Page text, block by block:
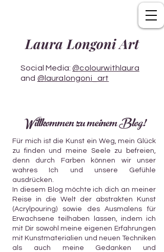
Laura Longoni Art
Social Media:@colourwithlaura
and @lauralongoni_art
Willkommen zu meinem Blog!
Für mich ist die Kunst ein Weg, mein Glück
zu finden und meine Seele zu befreien,
denn durch Farben können wir unser
wahres Ich und unsere Gefühle
ausdrücken.
In diesem Blog möchte ich dich an meiner
Reise in die Welt der abstrakten Kunst
(Acrylpouring) sowie des Ausmalens für
Erwachsene teilhaben lassen, indem ich
mit Dir sowohl meine eigenen Erfahrungen
mit Kunstmaterialien und neuen Techniken
als auch meine Gedanken und